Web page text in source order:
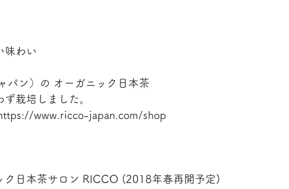
味わい
パン）の オーガニック日本茶
栽培しました。
www.ricco-japan.com/shop
ク日本茶サロン RICCO (2018年春再開予定)